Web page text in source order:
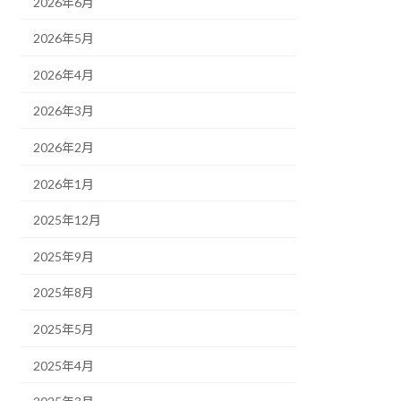
2026年5月
2026年4月
2026年3月
2026年2月
2026年1月
2025年12月
2025年9月
2025年8月
2025年5月
2025年4月